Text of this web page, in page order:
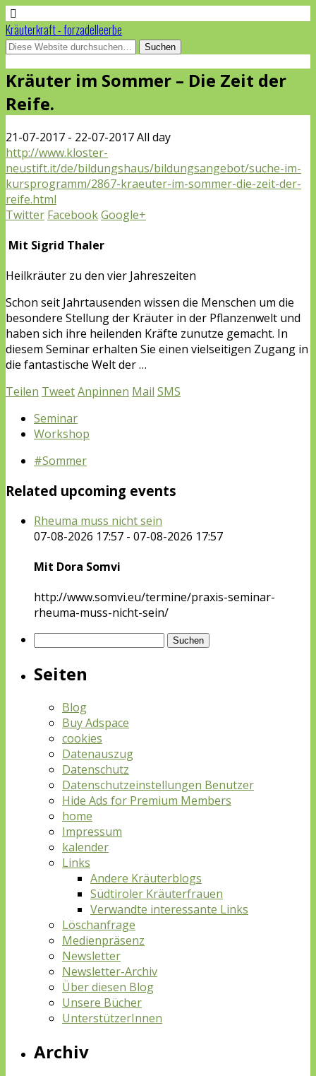
Kräuterkraft - forzadelleerbe
Kräuter im Sommer – Die Zeit der
Reife.
21-07-2017 - 22-07-2017 All day
http://www.kloster-
neustift.it/de/bildungshaus/bildungsangebot/suche-im-
kursprogramm/2867-kraeuter-im-sommer-die-zeit-der-
reife.html
Twitter FacebookGoogle+
Mit Sigrid Thaler
Heilkräuter zu den vier Jahreszeiten
Schon seit Jahrtausenden wissen die Menschen um die
besondere Stellung der Kräuter in der Pflanzenwelt und
haben sich ihre heilenden Kräfte zunutze gemacht. In
diesem Seminar erhalten Sie einen vielseitigen Zugang in
die fantastische Welt der …
Teilen TweetAnpinnen Mail SMS
Seminar
Workshop
#Sommer
Related upcoming events
Rheuma muss nicht sein
07-08-2026 17:57 - 07-08-2026 17:57
Mit Dora Somvi
http://www.somvi.eu/termine/praxis-seminar-
rheuma-muss-nicht-sein/
Suchen
Seiten
Blog
Buy Adspace
cookies
Datenauszug
Datenschutz
Datenschutzeinstellungen Benutzer
Hide Ads for Premium Members
home
Impressum
kalender
Links
Andere Kräuterblogs
Südtiroler Kräuterfrauen
Verwandte interessante Links
Löschanfrage
Medienpräsenz
Newsletter
Newsletter-Archiv
Über diesen Blog
Unsere Bücher
UnterstützerInnen
Archiv